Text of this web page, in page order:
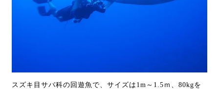
スズキ目サバ科の回遊魚で、サイズは1m～1.5ｍ、80kgを